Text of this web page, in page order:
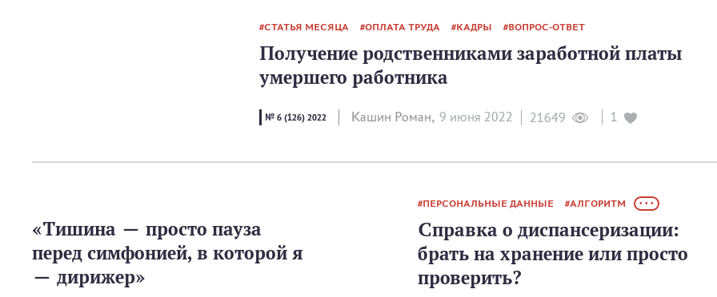
СТАТЬЯ МЕСЯЦА ОПЛАТА ТРУДА КАДРЫ ВОПРОС-ОТВЕТ
Получение родственниками заработной платы
умершего работника
№ 6 (126) 2022 Кашин Роман, 9 июня 2022 21649 1
«Тишина — просто пауза
перед симфонией, в которой я
— дирижер»
ПЕРСОНАЛЬНЫЕ ДАННЫЕ АЛГОРИТМ • • •
Справка о диспансеризации:
брать на хранение или просто
проверить?